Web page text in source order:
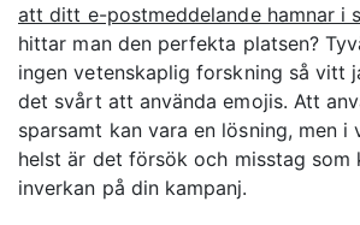
att ditt e-postmeddelande hamnar i
hittar man den perfekta platsen?
ingen vetenskaplig forskning så vitt
det svårt att använda emojis. Att
sparsamt kan vara en lösning, men i
helst är det försök och misstag som
inverkan på din kampanj.